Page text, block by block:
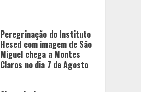
Peregrinação do Instituto
Hesed com imagem de São
Miguel chega a Montes
Claros no dia 7 de Agosto